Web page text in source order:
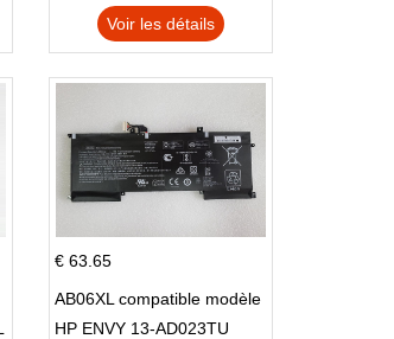
Voir les détails
€ 63.65
AB06XL compatible modèle
HP ENVY 13-AD023TU